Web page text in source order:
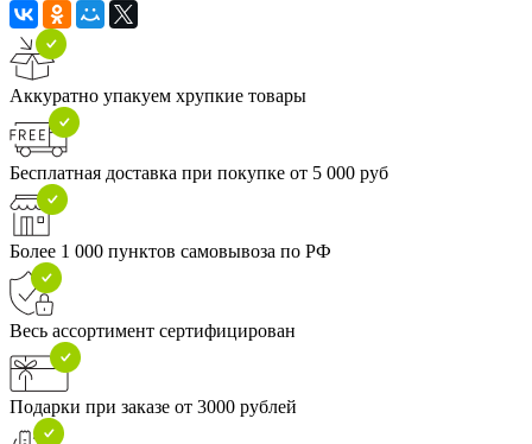
Аккуратно упакуем хрупкие товары
Бесплатная доставка при покупке от 5 000 руб
Более 1 000 пунктов самовывоза по РФ
Весь ассортимент сертифицирован
Подарки при заказе от 3000 рублей